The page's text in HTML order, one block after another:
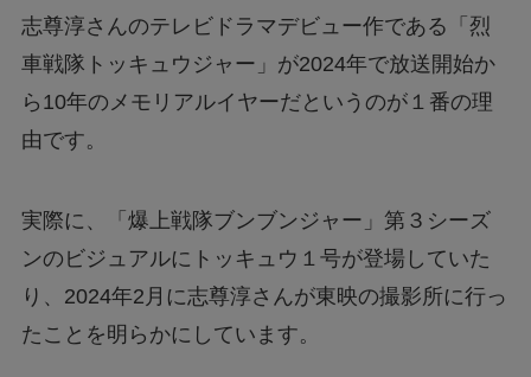
志尊淳さんのテレビドラマデビュー作である「烈
車戦隊トッキュウジャー」が2024年で放送開始か
ら10年のメモリアルイヤーだというのが１番の理
由です。
実際に、「爆上戦隊ブンブンジャー」第３シーズ
ンのビジュアルにトッキュウ１号が登場していた
り、2024年2月に志尊淳さんが東映の撮影所に行っ
たことを明らかにしています。